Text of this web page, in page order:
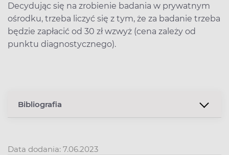
Decydując się na zrobienie badania w prywatnym
ośrodku, trzeba liczyć się z tym, że za badanie trzeba
będzie zapłacić od 30 zł wzwyż (cena zależy od
punktu diagnostycznego).
Bibliografia
Data dodania: 7.06.2023